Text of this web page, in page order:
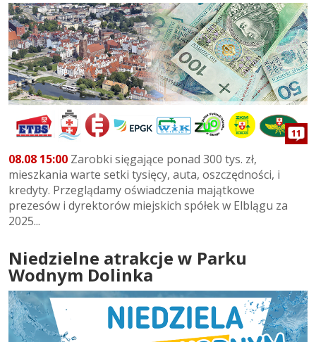
11
08.08 15:00 Zarobki sięgające ponad 300 tys. zł,
mieszkania warte setki tysięcy, auta, oszczędności, i
kredyty. Przeglądamy oświadczenia majątkowe
prezesów i dyrektorów miejskich spółek w Elblągu za
2025...
Niedzielne atrakcje w Parku
Wodnym Dolinka